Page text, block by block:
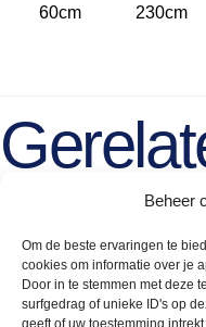
Beheer
Om de beste ervaringen te
cookies om informatie over je
Door in te stemmen met deze
surfgedrag of unieke ID's op
geeft of uw toestemming
60cm
230cm